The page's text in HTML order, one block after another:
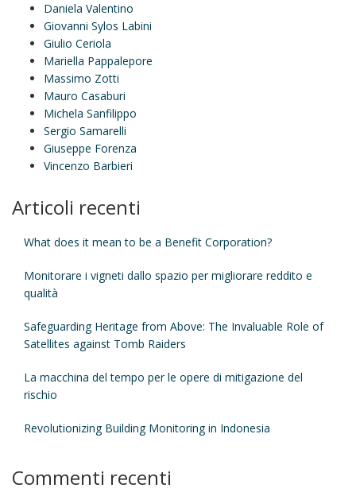
Daniela Valentino
Giovanni Sylos Labini
Giulio Ceriola
Mariella Pappalepore
Massimo Zotti
Mauro Casaburi
Michela Sanfilippo
Sergio Samarelli
Giuseppe Forenza
Vincenzo Barbieri
Articoli recenti
What does it mean to be a Benefit Corporation?
Monitorare i vigneti dallo spazio per migliorare reddito e
qualità
Safeguarding Heritage from Above: The Invaluable Role of
Satellites against Tomb Raiders
La macchina del tempo per le opere di mitigazione del
rischio
Revolutionizing Building Monitoring in Indonesia
Commenti recenti